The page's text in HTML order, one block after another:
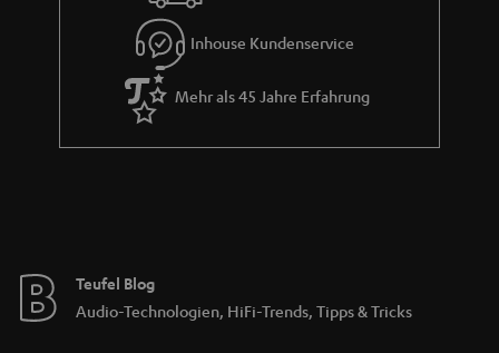
Inhouse Kundenservice
Mehr als 45 Jahre Erfahrung
Teufel Blog
Audio-Technologien, HiFi-Trends, Tipps & Tricks